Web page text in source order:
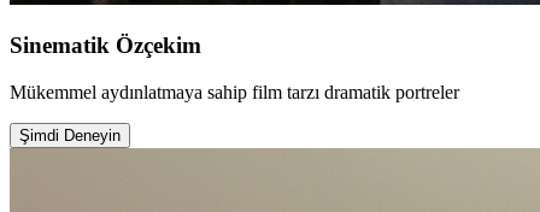
Sinematik Özçekim
Mükemmel aydınlatmaya sahip film tarzı dramatik portreler
Şimdi Deneyin